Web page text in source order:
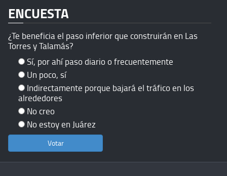
ENCUESTA
¿Te beneficia el paso inferior que construirán en Las
Torres y Talamás?
Sí, por ahí paso diario o frecuentemente
Un poco, sí
Indirectamente porque bajará el tráfico en los
alrededores
No creo
No estoy en Juárez